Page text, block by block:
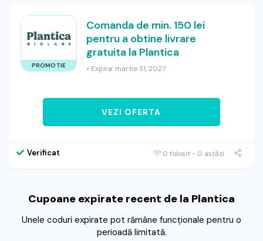
PROMOTIE
Comanda de min. 150 lei
pentru a obtine livrare
gratuita la Plantica
• Expira: martie 31, 2027
VEZI OFERTA
Verificat 0 folosit - 0 astăzi
Cupoane expirate recent de la Plantica
Unele coduri expirate pot rămâne funcționale pentru o
perioadă limitată.